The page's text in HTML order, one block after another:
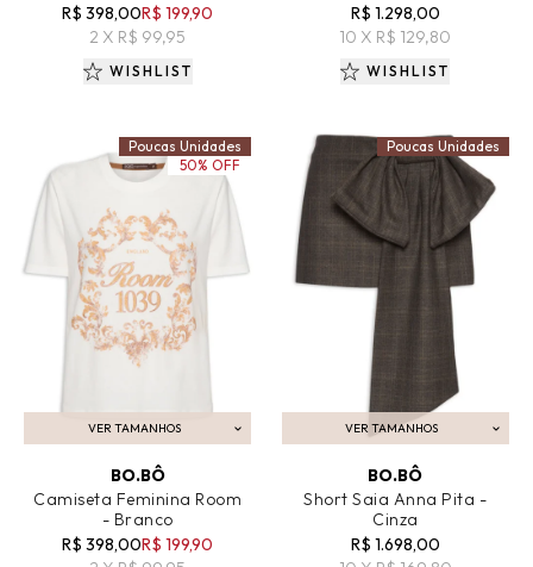
R$ 398,00R$ 199,90
2 X R$ 99,95
WISHLIST
R$ 1.298,00
10 X R$ 129,80
WISHLIST
VER TAMANHOS
ADICIONAR AO CARRINHO
BO.BÔ
Camiseta Feminina Room
- Branco
R$ 398,00R$ 199,90
Poucas Unidades
50% OFF
VER TAMANHOS
ADICIONAR AO CARRINHO
BO.BÔ
Short Saia Anna Pita -
Cinza
R$ 1.698,00
Poucas Unidades